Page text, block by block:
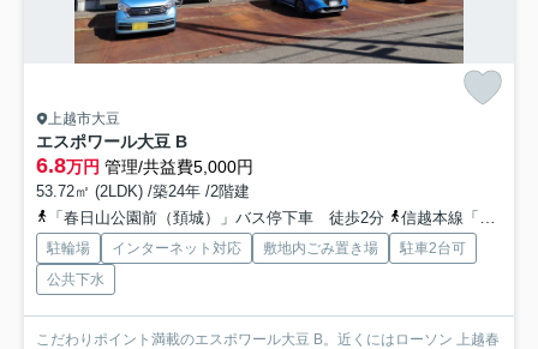
上越市大豆
エスポワール大豆 B
6.8万円 管理/共益費5,000円
53.72㎡ (2LDK) /築24年 /2階建
「春日山公園前（頚城）」バス停下車 徒歩2分
信越本線「直江津」駅 車10分 4.0km
駐輪場 インターネット対応 敷地内ごみ置き場
駐車2台可
公共下水
こだわりポイント満載のエスポワール大豆 B。近くにはローソン 上越春